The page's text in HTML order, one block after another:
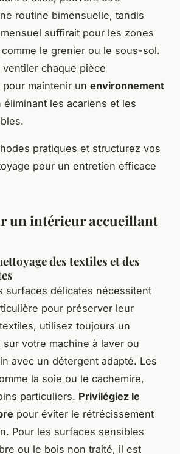
routine bimensuelle, tandis
suffirait pour les zones
le grenier ou le sous-sol.
chaque pièce
maintenir un environnement
éliminant les acariens et les
pratiques et structurez vos
pour un entretien efficace
un intérieur accueillant
des textiles et des
surfaces délicates nécessitent
pour préserver leur
utilisez toujours un
sur votre machine à laver ou
avec un détergent adapté. Les
la soie ou le cachemire,
particuliers. Privilégiez le
pour éviter le rétrécissement
Pour les surfaces sensibles
ou le bois non traité, il est